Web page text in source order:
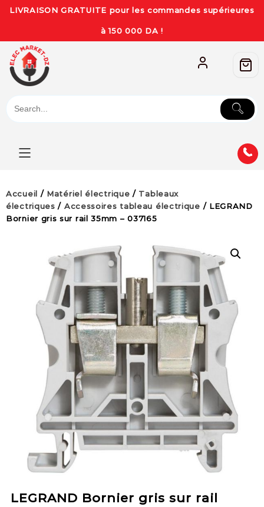
LIVRAISON GRATUITE pour les commandes supérieures
à 150 000 DA !
Accueil / Matériel électrique / Tableaux
électriques / Accessoires tableau électrique / LEGRAND
Bornier gris sur rail 35mm – 037165
LEGRAND Bornier gris sur rail